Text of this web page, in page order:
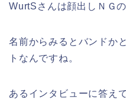
WurtSさんは顔出しＮＧ
名前からみるとバンドか
トなんですね。
あるインタビューに答え